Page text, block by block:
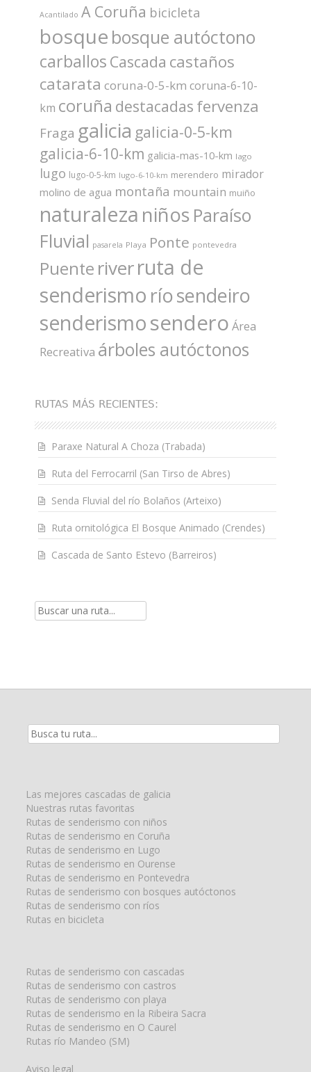
Acantilado A Coruña bicicleta
bosque bosque autóctono
carballos Cascada castaños
catarata coruna-0-5-km coruna-6-10-
km coruña destacadas fervenza
Fraga galicia galicia-0-5-km
galicia-6-10-km galicia-mas-10-km lago
lugo lugo-0-5-km lugo-6-10-km merendero mirador
molino de agua montaña mountain muiño
naturaleza niños Paraíso
Fluvial pasarela Playa Ponte pontevedra
Puente riverruta de
senderismo ríosendeiro
senderismosendero Área
Recreativa árboles autóctonos
RUTAS MÁS RECIENTES:
Paraxe Natural A Choza (Trabada)
Ruta del Ferrocarril (San Tirso de Abres)
Senda Fluvial del río Bolaños (Arteixo)
Ruta ornitológica El Bosque Animado (Crendes)
Cascada de Santo Estevo (Barreiros)
Resultados
Las mejores cascadas de galicia
Nuestras rutas favoritas
Rutas de senderismo con niños
Rutas de senderismo en Coruña
Rutas de senderismo en Lugo
Rutas de senderismo en Ourense
Rutas de senderismo en Pontevedra
Rutas de senderismo con bosques autóctonos
Rutas de senderismo con ríos
Rutas en bicicleta
Rutas de senderismo con cascadas
Rutas de senderismo con castros
Rutas de senderismo con playa
Rutas de senderismo en la Ribeira Sacra
Rutas de senderismo en O Caurel
Rutas río Mandeo (SM)
Aviso legal